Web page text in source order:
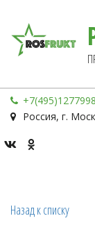
+7(495)1277998
Россия, г.
Назад к списку